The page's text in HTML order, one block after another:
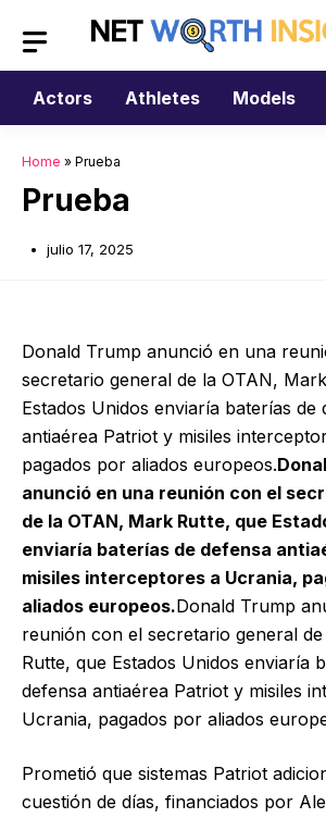
contenido
Actors
Athletes Models
Home » Prueba
Prueba
julio 17, 2025
Donald Trump anunció en una
secretario general de la OTAN,
Estados Unidos enviaría baterías de
antiaérea Patriot y misiles
pagados por aliados europeos.
anunció en una reunión con el
de la OTAN, Mark Rutte, que
enviaría baterías de defensa
misiles interceptores a Ucrania,
aliados europeos.Donald Trump
reunión con el secretario general
Rutte, que Estados Unidos enviaría
defensa antiaérea Patriot y misiles
Ucrania, pagados por aliados
Prometió que sistemas Patriot
cuestión de días, financiados por